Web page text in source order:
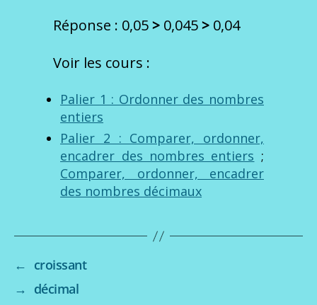
Réponse : 0,05> 0,045> 0,04
Voir les cours :
Palier 1 : Ordonner des nombres
entiers
Palier 2 : Comparer, ordonner,
encadrer des nombres entiers ;
Comparer, ordonner, encadrer
des nombres décimaux
← croissant
→ décimal